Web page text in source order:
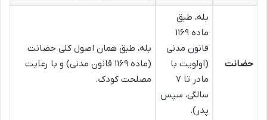
حضانت
بله، طبق
ماده ۱۱۶۹
قانون مدنی
(اولویت با
مادر تا ۷
سالگی، سپس
پدر).
بله، طبق همان اصول کلی حضانت
(ماده ۱۱۶۹ قانون مدنی) و با رعایت
مصلحت کودک.